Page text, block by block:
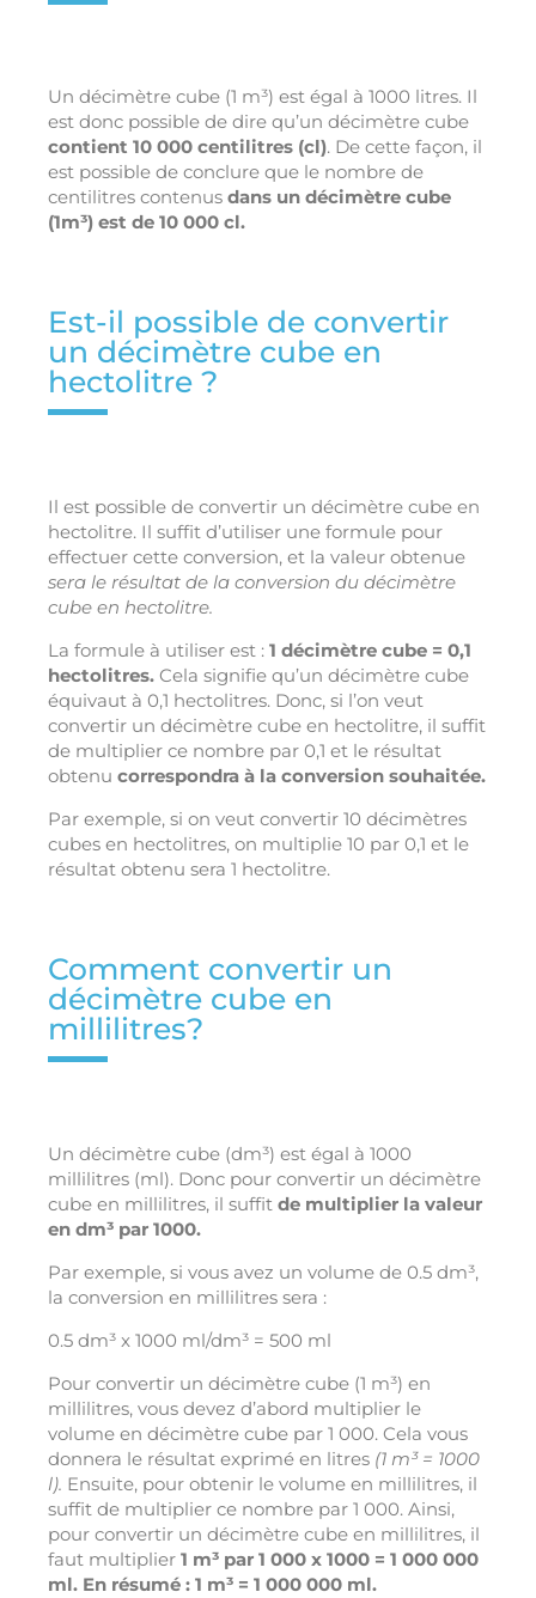
Un décimètre cube (1 m³) est égal à 1000 litres. Il
est donc possible de dire qu’un décimètre cube
contient 10 000 centilitres (cl). De cette façon, il
est possible de conclure que le nombre de
centilitres contenus dans un décimètre cube
(1m³) est de 10 000 cl.
Est-il possible de convertir
un décimètre cube en
hectolitre ?
Il est possible de convertir un décimètre cube en
hectolitre. Il suffit d’utiliser une formule pour
effectuer cette conversion, et la valeur obtenue
sera le résultat de la conversion du décimètre
cube en hectolitre.
La formule à utiliser est : 1 décimètre cube = 0,1
hectolitres. Cela signifie qu’un décimètre cube
équivaut à 0,1 hectolitres. Donc, si l’on veut
convertir un décimètre cube en hectolitre, il suffit
de multiplier ce nombre par 0,1 et le résultat
obtenu correspondra à la conversion souhaitée.
Par exemple, si on veut convertir 10 décimètres
cubes en hectolitres, on multiplie 10 par 0,1 et le
résultat obtenu sera 1 hectolitre.
Comment convertir un
décimètre cube en
millilitres?
Un décimètre cube (dm³) est égal à 1000
millilitres (ml). Donc pour convertir un décimètre
cube en millilitres, il suffit de multiplier la valeur
en dm³ par 1000.
Par exemple, si vous avez un volume de 0.5 dm³,
la conversion en millilitres sera :
0.5 dm³ x 1000 ml/dm³ = 500 ml
Pour convertir un décimètre cube (1 m³) en
millilitres, vous devez d’abord multiplier le
volume en décimètre cube par 1 000. Cela vous
donnera le résultat exprimé en litres (1 m³ = 1000
l). Ensuite, pour obtenir le volume en millilitres, il
suffit de multiplier ce nombre par 1 000. Ainsi,
pour convertir un décimètre cube en millilitres, il
faut multiplier 1 m³ par 1 000 x 1000 = 1 000 000
ml. En résumé : 1 m³ = 1 000 000 ml.